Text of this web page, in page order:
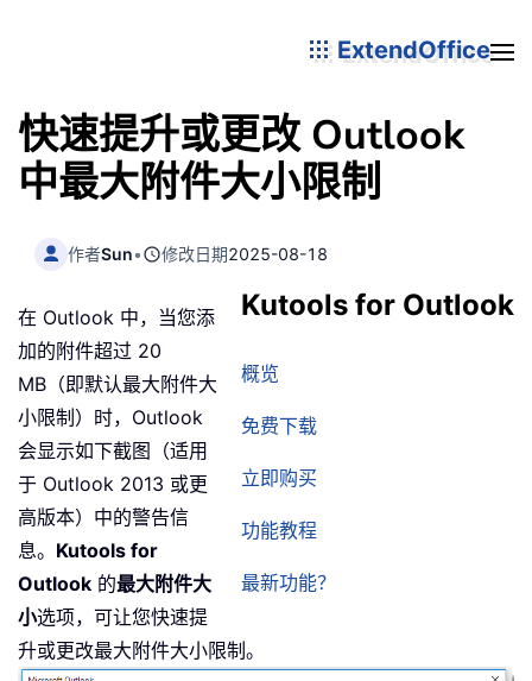
ExtendOffice
快速提升或更改 Outlook
中最大附件大小限制
作者Sun• 修改日期2025-08-18
Kutools for Outlook
概览
免费下载
立即购买
功能教程
最新功能？
在 Outlook 中，当您添
加的附件超过 20
MB（即默认最大附件大
小限制）时，Outlook
会显示如下截图（适用
于 Outlook 2013 或更
高版本）中的警告信
息。 Kutools for
Outlook 的最大附件大
小选项，可让您快速提
升或更改最大附件大小限制。